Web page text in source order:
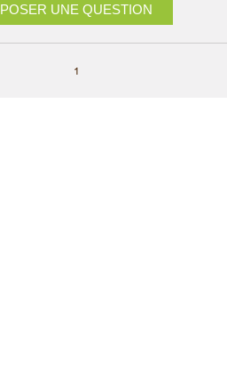
POSER UNE QUESTION
1